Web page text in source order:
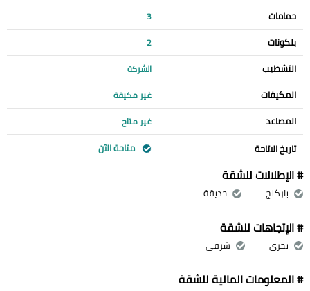
حمامات 3
بلكونات 2
التشطيب الشركة
المكيفات غير مكيفة
المصاعد غير متاح
تاريخ الاتاحة متاحة الآن
# الإطلالات للشقة
باركنج حديقة
# الإتجاهات للشقة
بحري شرقي
# المعلومات المالية للشقة